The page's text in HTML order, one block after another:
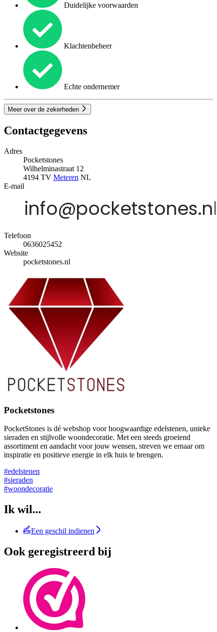
Duidelijke voorwaarden
Klachtenbeheer
Echte ondernemer
Meer over de zekerheden
Contactgegevens
Adres
Pocketstones
Wilhelminastraat 12
4194 TV Meteren NL
E-mail
Telefoon
0636025452
Website
pocketstones.nl
Pocketstones
PocketStones is dé webshop voor hoogwaardige edelstenen, unieke
sieraden en stijlvolle woondecoratie. Met een steeds groeiend
assortiment en aandacht voor jouw wensen, streven we ernaar om
inspiratie en positieve energie in elk huis te brengen.
#edelstenen
#sieraden
#woondecoratie
Ik wil...
Een geschil indienen
Ook geregistreerd bij